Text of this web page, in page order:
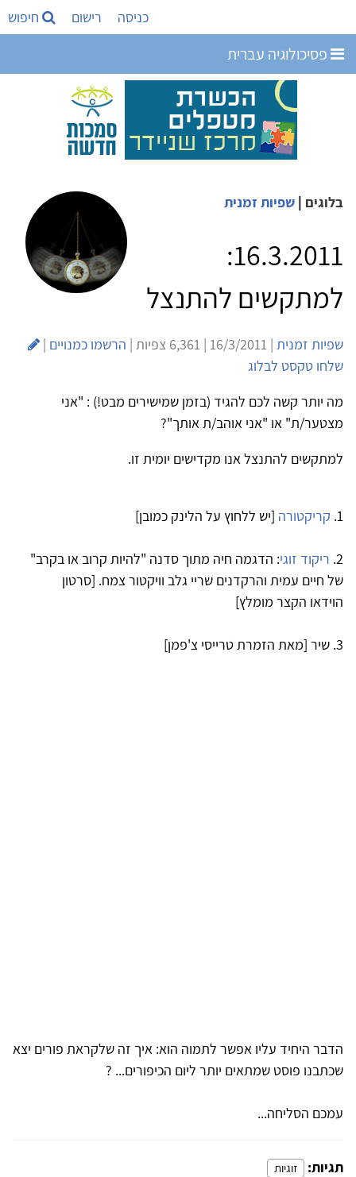
כניסה רישום חיפוש
פסיכולוגיה עברית
בלוגים | שפיות זמנית
16.3.2011:
למתקשים להתנצל
שפיות זמנית | 16/3/2011 | 6,361 צפיות | הרשמו כמנויים |
שלחו טקסט לבלוג
מה יותר קשה לכם להגיד (בזמן שמישירים מבט!) : "אני
מצטער/ת" או "אני אוהב/ת אותך"?
למתקשים להתנצל אנו מקדישים יומית זו.
1. קריקטורה [יש ללחוץ על הלינק כמובן]
2. ריקוד זוגי: הדגמה חיה מתוך סדנה "להיות קרוב או בקרב"
של חיים עמית והרקדנים שריי גלב וויקטור צמח. [סרטון
הוידאו הקצר מומלץ]
3. שיר [מאת הזמרת טרייסי צ'פמן]
הדבר היחיד עליו אפשר לתמוה הוא: איך זה שלקראת פורים יצא
שכתבנו פוסט שמתאים יותר ליום הכיפורים... ?
עמכם הסליחה...
תגיות: זוגיות